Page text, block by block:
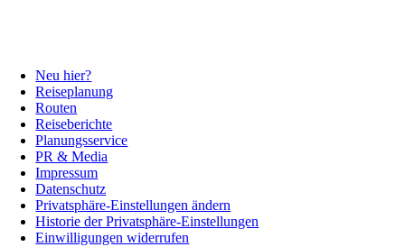
Neu hier?
Reiseplanung
Routen
Reiseberichte
Planungsservice
PR & Media
Impressum
Datenschutz
Privatsphäre-Einstellungen ändern
Historie der Privatsphäre-Einstellungen
Einwilligungen widerrufen